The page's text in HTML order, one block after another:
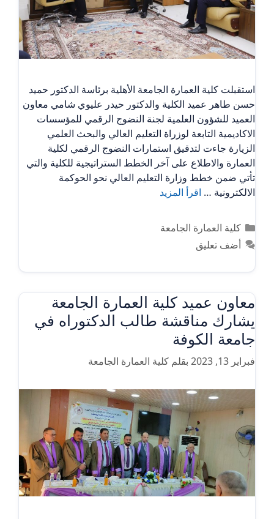
استقبلت كلية العمارة الجامعة الأهلية برئاسة الدكتور حميد
حسن طاهر عميد الكلية والدكتور حيدر عليوي شامي معاون
العميد للشؤون العلمية لجنة النضوج الرقمي للمؤسسات
الاكاديمية التابعة لوزراة التعليم العالي والبحث العلمي
الزيارة جاءت لتدقيق استمارات النضوج الرقمي لكلية
العمارة والاطلاع على آخر الخطط الستراتيجية للكلية والتي
تأتي ضمن خطط وزارة التعليم العالي نحو الحوكمة
الالكترونية … اقرأ المزيد
التصنيفات
كلية العمارة الجامعة
أضف تعليق
معاون عميد كلية العمارة الجامعة
يشارك مناقشة طالب الدكتوراه في
جامعة الكوفة
فبراير 13, 2023 بقلم كلية العمارة الجامعة